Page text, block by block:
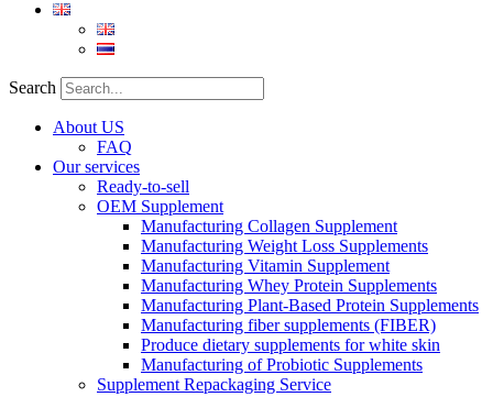
Search
About US
FAQ
Our services
Ready-to-sell
OEM Supplement
Manufacturing Collagen Supplement
Manufacturing Weight Loss Supplements
Manufacturing Vitamin Supplement
Manufacturing Whey Protein Supplements
Manufacturing Plant-Based Protein Supplements
Manufacturing fiber supplements (FIBER)
Produce dietary supplements for white skin
Manufacturing of Probiotic Supplements
Supplement Repackaging Service